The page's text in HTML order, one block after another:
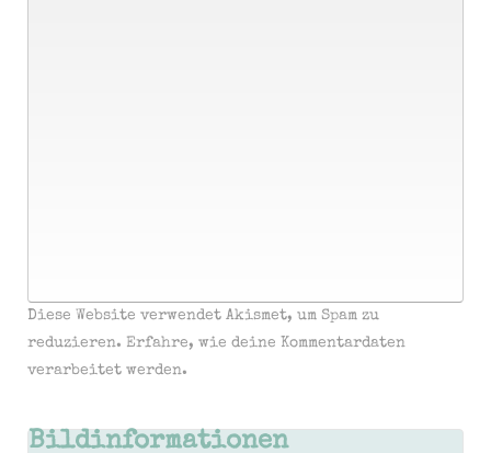
Diese Website verwendet Akismet, um Spam zu
reduzieren. Erfahre, wie deine Kommentardaten
verarbeitet werden.
Bildinformationen